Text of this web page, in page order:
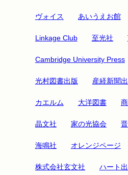
ヴォイス あいうえお館
Linkage Club 至光社
Cambridge University Press
光村図書出版 産経新聞
カエルム 大洋図書
晶文社 家の光協会
海鳴社 オレンジページ
株式会社玄文社 ハート